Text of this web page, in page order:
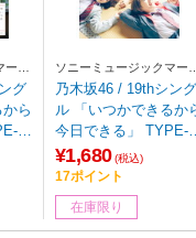
ケ
グ
ら
B
ソニーミュージックマー
ティング
乃木坂46 / 19thシング
ル 「いつかできるか
今日できる」 TYPE-
DVD付 CD
¥1,680 (税込)
17ポイント
在庫限り